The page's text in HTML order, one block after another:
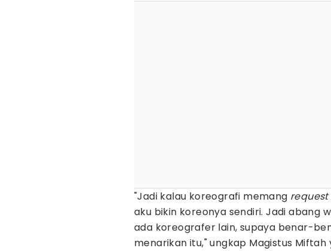
"Jadi kalau koreografi memang request
aku bikin koreonya sendiri. Jadi abang
ada koreografer lain, supaya benar-
menarikan itu," ungkap Magistus